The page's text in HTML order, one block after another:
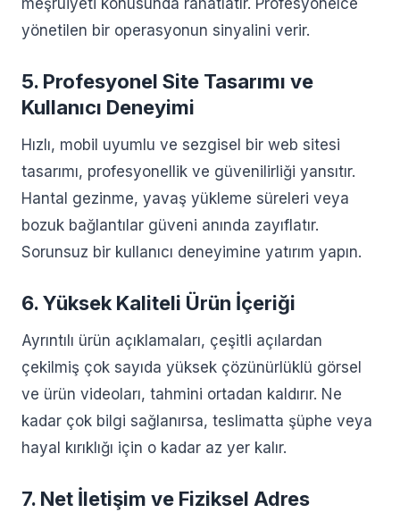
meşruiyeti konusunda rahatlatır. Profesyonelce
yönetilen bir operasyonun sinyalini verir.
5. Profesyonel Site Tasarımı ve
Kullanıcı Deneyimi
Hızlı, mobil uyumlu ve sezgisel bir web sitesi
tasarımı, profesyonellik ve güvenilirliği yansıtır.
Hantal gezinme, yavaş yükleme süreleri veya
bozuk bağlantılar güveni anında zayıflatır.
Sorunsuz bir kullanıcı deneyimine yatırım yapın.
6. Yüksek Kaliteli Ürün İçeriği
Ayrıntılı ürün açıklamaları, çeşitli açılardan
çekilmiş çok sayıda yüksek çözünürlüklü görsel
ve ürün videoları, tahmini ortadan kaldırır. Ne
kadar çok bilgi sağlanırsa, teslimatta şüphe veya
hayal kırıklığı için o kadar az yer kalır.
7. Net İletişim ve Fiziksel Adres